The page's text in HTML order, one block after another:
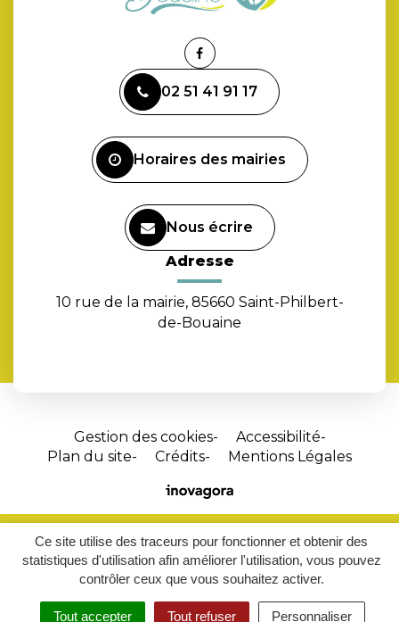
Ce site utilise des traceurs pour fonctionner et obtenir des
statistiques d'utilisation afin améliorer l'utilisation, vous pouvez
contrôler ceux que vous souhaitez activer.
Tout accepter Tout refuser Personnaliser
Lien
le
compte
02 51 41 91 17
Horaires des mairies
Nous écrire
Adresse
10 rue de la mairie, 85660 Saint-Philbert-
de-Bouaine
Gestion des cookies
Accessibilité
Plan du site
Crédits
Mentions Légales
Site
réalisé
Inovagora
un